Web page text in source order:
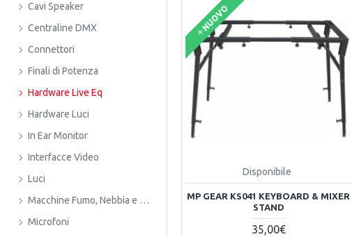
Cavi Speaker
Centraline DMX
Connettori
Finali di Potenza
Hardware Live Eq
Hardware Luci
In Ear Monitor
Interfacce Video
Luci
Macchine Fumo, Nebbia e Bolle
Microfoni
NUOVO
Disponibile
MP GEAR KS041 KEYBOARD & MIXER
STAND
35,00€